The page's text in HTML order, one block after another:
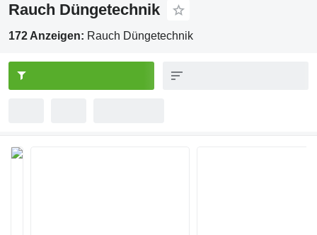
Rauch Düngetechnik
172 Anzeigen: Rauch Düngetechnik